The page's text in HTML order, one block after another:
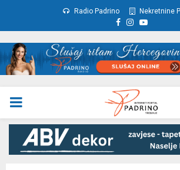
Radio Padrino Nekretnine
Facebook
Instagram
Youtube
PRIMARY
MENU